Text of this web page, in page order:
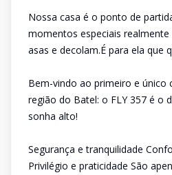
Nossa casa é o ponto de
momentos especiais
asas e decolam.É para ela que
Bem-vindo ao primeiro e único
região do Batel: o FLY 357 é o
sonha alto!
Segurança e tranquilidade
Privilégio e praticidade São